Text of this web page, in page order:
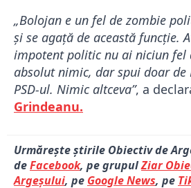
„Bolojan e un fel de zombie
și se agață de această funcție.
impotent politic nu ai niciun fel
absolut nimic, dar spui doar de
PSD-ul. Nimic altceva”, a
Grindeanu.
Urmărește știrile Obiectiv de
deFacebook, pe grupulZiar
Argeșului, pe Google News, pe